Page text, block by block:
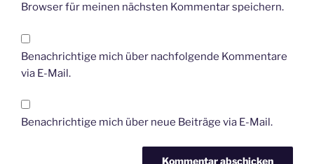
Browser für meinen nächsten Kommentar speichern.
Benachrichtige mich über nachfolgende Kommentare
via E-Mail.
Benachrichtige mich über neue Beiträge via E-Mail.